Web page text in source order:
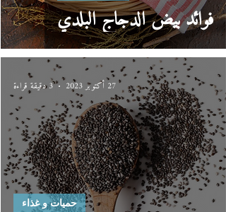
فوائد بيض الدجاج البلدي
حميات و غذاء
27 أكتوبر 2023 3 دقيقة قراءة